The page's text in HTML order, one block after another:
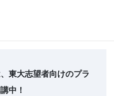
東大志望者向けのプラ
中！